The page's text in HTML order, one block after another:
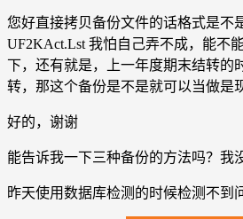
您好直接拷贝备份文件的话格式是不
UF2KAct.Lst 我怕自己弄不成，能不
下，还有就是，上一年度期末结转的
转，那这个备份是不是就可以当做是
好的，谢谢
能告诉我一下三种备份的方法吗？我
昨天使用数据库检测的时候检测不到